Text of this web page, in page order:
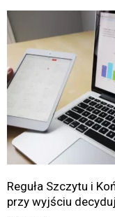
Reguła Szczytu i
przy wyjściu